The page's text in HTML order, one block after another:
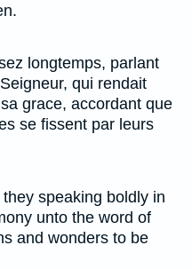
longtemps, parlant
qui rendait
grace, accordant que
se fissent par leurs
speaking boldly in
unto the word of
and wonders to be